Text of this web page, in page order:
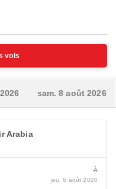
vols
sam. 8 août 2026
Arabia
À
jeu. 6 août 2026